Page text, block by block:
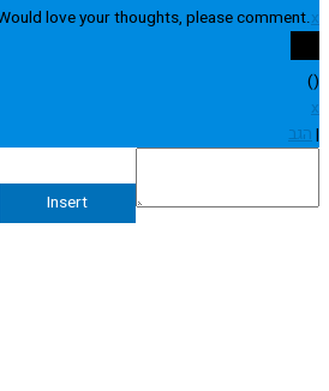
Would love your thoughts, please
Insert